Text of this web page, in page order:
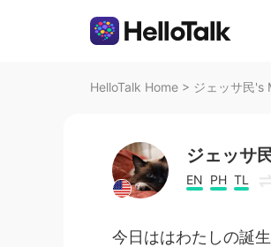
HelloTalk Home > ジェッサ民's
ジェッサ
EN PH TL
今日ははわたしの誕